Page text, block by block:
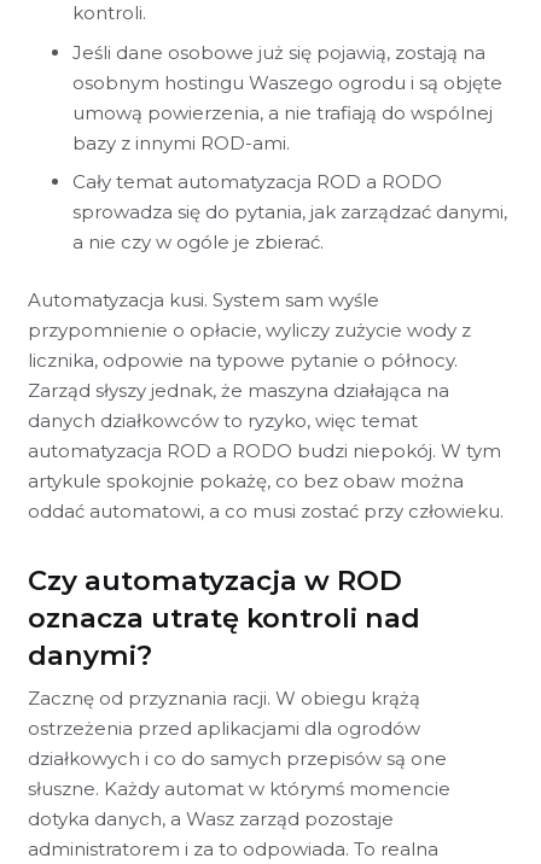
kontroli.
Jeśli dane osobowe już się pojawią, zostają na
osobnym hostingu Waszego ogrodu i są objęte
umową powierzenia, a nie trafiają do wspólnej
bazy z innymi ROD-ami.
Cały temat automatyzacja ROD a RODO
sprowadza się do pytania, jak zarządzać danymi,
a nie czy w ogóle je zbierać.
Automatyzacja kusi. System sam wyśle
przypomnienie o opłacie, wyliczy zużycie wody z
licznika, odpowie na typowe pytanie o północy.
Zarząd słyszy jednak, że maszyna działająca na
danych działkowców to ryzyko, więc temat
automatyzacja ROD a RODO budzi niepokój. W tym
artykule spokojnie pokażę, co bez obaw można
oddać automatowi, a co musi zostać przy człowieku.
Czy automatyzacja w ROD
oznacza utratę kontroli nad
danymi?
Zacznę od przyznania racji. W obiegu krążą
ostrzeżenia przed aplikacjami dla ogrodów
działkowych i co do samych przepisów są one
słuszne. Każdy automat w którymś momencie
dotyka danych, a Wasz zarząd pozostaje
administratorem i za to odpowiada. To realna